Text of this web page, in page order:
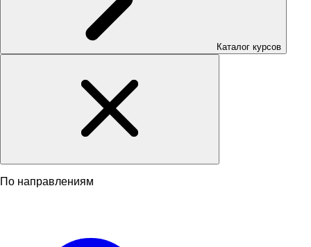
Каталог курсов
По направлениям